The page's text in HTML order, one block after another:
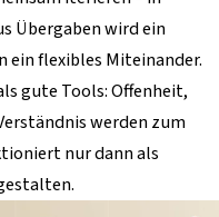
Übergaben wird ein
ein flexibles Miteinander.
gute Tools: Offenheit,
werden zum
nur dann als